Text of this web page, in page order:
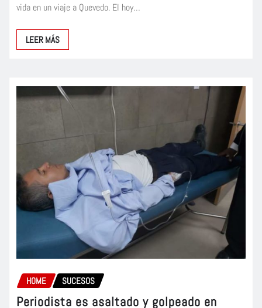
vida en un viaje a Quevedo. El hoy…
LEER MÁS
HOME SUCESOS
Periodista es asaltado y golpeado en